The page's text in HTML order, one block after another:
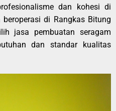
dan kohesi di
di Rangkas Bitung
jasa pembuatan seragam
dan standar kualitas